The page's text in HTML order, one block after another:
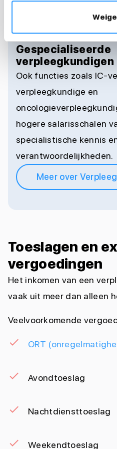
Gespecialiseerde
verpleegkundigen
Ook functies zoals IC-
verpleegkundige en
hogere salarisschalen
specialistische kennis
verantwoordelijkheden.
Meer over
Toeslagen en
vergoedingen
Het inkomen van een
vaak uit meer dan alleen
Veelvoorkomende
ORT
Avondtoeslag
Nachtdiensttoeslag
Weekendtoeslag